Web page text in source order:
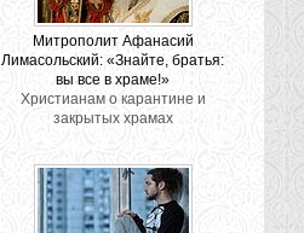
Митрополит Афанасий
Лимасольский: «Знайте, братья:
вы все в храме!»
Христианам о карантине и
закрытых храмах